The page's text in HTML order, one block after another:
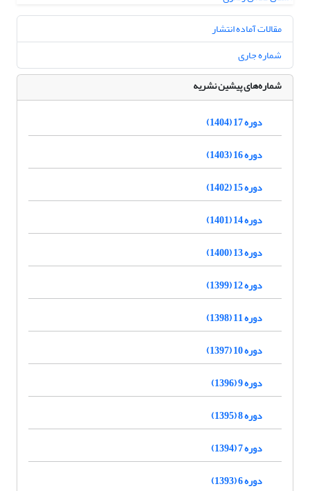
مقالات آماده انتشار
شماره جاری
شماره‌های پیشین نشریه
دوره 17 (1404)
دوره 16 (1403)
دوره 15 (1402)
دوره 14 (1401)
دوره 13 (1400)
دوره 12 (1399)
دوره 11 (1398)
دوره 10 (1397)
دوره 9 (1396)
دوره 8 (1395)
دوره 7 (1394)
دوره 6 (1393)